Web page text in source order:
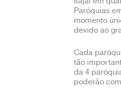
Paróquias
momento
devido ao
Cada
tão
da 4
poderão